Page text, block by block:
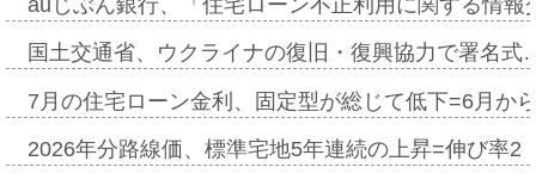
auじぶん銀行、「住宅ローン不正利用に関する情
国土交通省、ウクライナの復旧・復興協力で署名
7月の住宅ローン金利、固定型が総じて低下=6月か
2026年分路線価、標準宅地5年連続の上昇=伸び率